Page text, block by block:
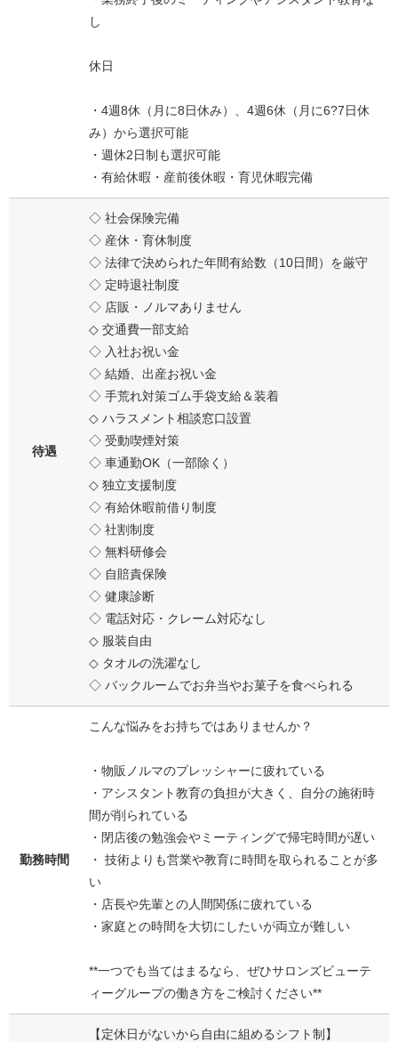
し
休日
・4週8休（月に8日休み）、4週6休（月に6?7日休
み）から選択可能
・週休2日制も選択可能
・有給休暇・産前後休暇・育児休暇完備
待遇
◇ 社会保険完備
◇ 産休・育休制度
◇ 法律で決められた年間有給数（10日間）を厳守
◇ 定時退社制度
◇ 店販・ノルマありません
◇ 交通費一部支給
◇ 入社お祝い金
◇ 結婚、出産お祝い金
◇ 手荒れ対策ゴム手袋支給＆装着
◇ ハラスメント相談窓口設置
◇ 受動喫煙対策
◇ 車通勤OK（一部除く）
◇ 独立支援制度
◇ 有給休暇前借り制度
◇ 社割制度
◇ 無料研修会
◇ 自賠責保険
◇ 健康診断
◇ 電話対応・クレーム対応なし
◇ 服装自由
◇ タオルの洗濯なし
◇ バックルームでお弁当やお菓子を食べられる
勤務時間
こんな悩みをお持ちではありませんか？
・物販ノルマのプレッシャーに疲れている
・アシスタント教育の負担が大きく、自分の施術時
間が削られている
・閉店後の勉強会やミーティングで帰宅時間が遅い
・ 技術よりも営業や教育に時間を取られることが多
い
・店長や先輩との人間関係に疲れている
・家庭との時間を大切にしたいが両立が難しい
**一つでも当てはまるなら、ぜひサロンズビューテ
ィーグループの働き方をご検討ください**
【定休日がないから自由に組めるシフト制】